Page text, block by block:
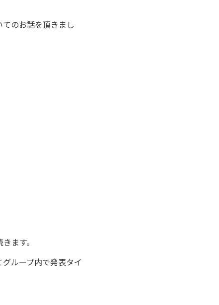
のお話を頂きまし
ます。
ループ内で発表タイ